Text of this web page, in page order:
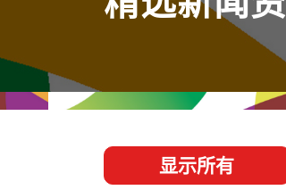
推广香港@粤港澳大湾区
显示所有